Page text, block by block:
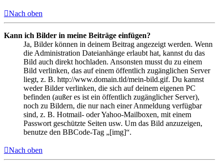
Nach oben
Kann ich Bilder in meine Beiträge einfügen?
Ja, Bilder können in deinem Beitrag angezeigt werden. Wenn
die Administration Dateianhänge erlaubt hat, kannst du das
Bild auch direkt hochladen. Ansonsten musst du zu einem
Bild verlinken, das auf einem öffentlich zugänglichen Server
liegt, z. B. http://www.domain.tld/mein-bild.gif. Du kannst
weder Bilder verlinken, die sich auf deinem eigenen PC
befinden (außer es ist ein öffentlich zugänglicher Server),
noch zu Bildern, die nur nach einer Anmeldung verfügbar
sind, z. B. Hotmail- oder Yahoo-Mailboxen, mit einem
Passwort geschützte Seiten usw. Um das Bild anzuzeigen,
benutze den BBCode-Tag „[img]“.
Nach oben